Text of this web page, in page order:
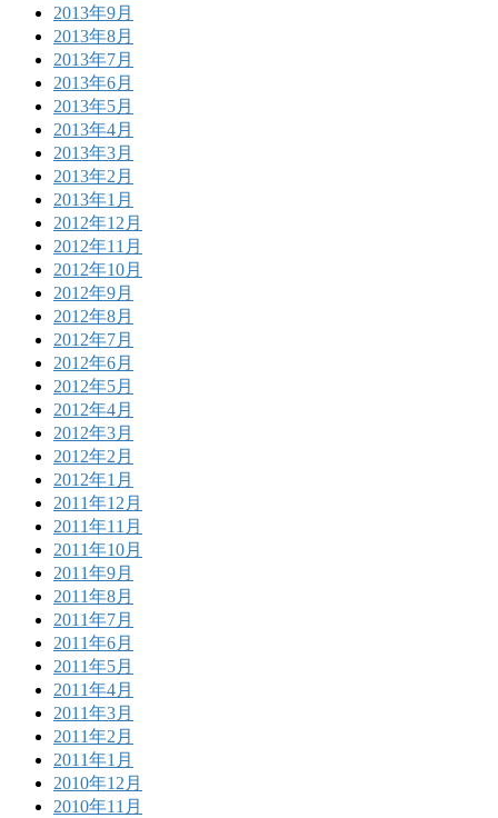
2013年9月
2013年8月
2013年7月
2013年6月
2013年5月
2013年4月
2013年3月
2013年2月
2013年1月
2012年12月
2012年11月
2012年10月
2012年9月
2012年8月
2012年7月
2012年6月
2012年5月
2012年4月
2012年3月
2012年2月
2012年1月
2011年12月
2011年11月
2011年10月
2011年9月
2011年8月
2011年7月
2011年6月
2011年5月
2011年4月
2011年3月
2011年2月
2011年1月
2010年12月
2010年11月